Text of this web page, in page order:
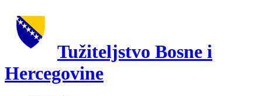
Tužiteljstvo Bosne i
Hercegovine